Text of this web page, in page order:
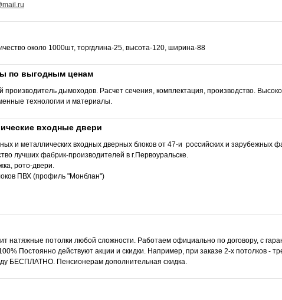
около 1000шт, торгдлина-25, высота-120, ширина-88
по выгодным ценам
дымоходов. Расчет сечения, комплектация, производство.
технологии и материалы.
входные двери
и металлических входных дверных блоков от 47-и российских и зарубежных
лучших фабрик-производителей в г.Первоуральске.
рото-двери.
ПВХ (профиль "Монблан")
натяжные потолки любой сложности. Работаем официально по договору, с
Постоянно действуют акции и скидки. Например, при заказе 2-х потолков -
БЕСПЛАТНО. Пенсионерам дополнительная скидка.